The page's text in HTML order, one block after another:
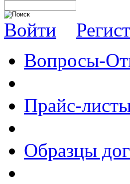
Войти
Вопросы-
Прайс-
Образцы